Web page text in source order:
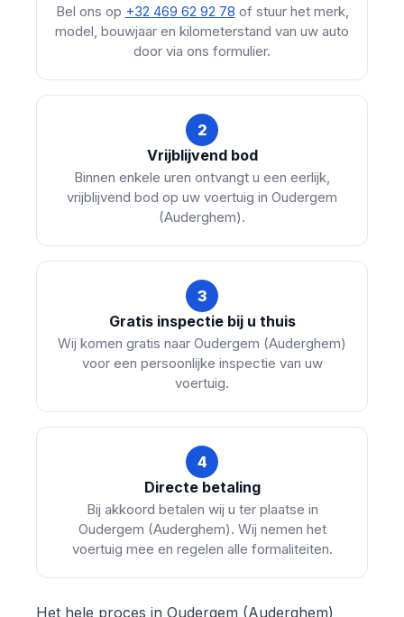
Bel ons op +32 469 62 92 78 of stuur het merk,
model, bouwjaar en kilometerstand van uw auto
door via ons formulier.
2
Vrijblijvend bod
Binnen enkele uren ontvangt u een eerlijk,
vrijblijvend bod op uw voertuig in Oudergem
(Auderghem).
3
Gratis inspectie bij u thuis
Wij komen gratis naar Oudergem (Auderghem)
voor een persoonlijke inspectie van uw
voertuig.
4
Directe betaling
Bij akkoord betalen wij u ter plaatse in
Oudergem (Auderghem). Wij nemen het
voertuig mee en regelen alle formaliteiten.
Het hele proces in Oudergem (Auderghem)